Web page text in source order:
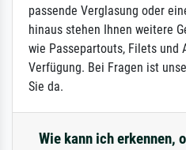
passende Verglasung oder
hinaus stehen Ihnen weitere
wie Passepartouts, Filets und
Verfügung. Bei Fragen ist
Sie da.
Wie kann ich erkennen,